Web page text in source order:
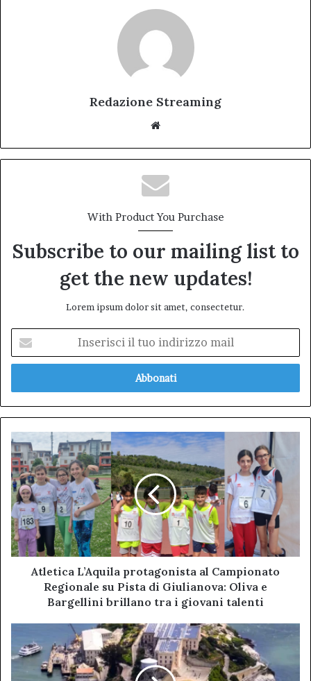
Redazione Streaming
With Product You Purchase
Subscribe to our mailing list to
get the new updates!
Lorem ipsum dolor sit amet, consectetur.
tuo
mail
Atletica
L’Aquila
protagonista
al
Campionato
Regionale
su
Pista
di
Giulianova:
i
giovani
Atletica L’Aquila protagonista al Campionato
Regionale su Pista di Giulianova: Oliva e
Bargellini brillano tra i giovani talenti
il
Ritorno